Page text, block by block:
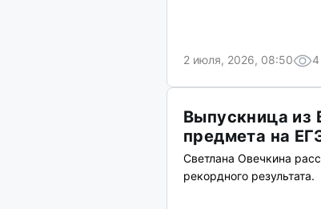
2 июля, 2026, 08:50 4
Выпускница из
предмета на
Светлана Овечкина
рекордного результата.